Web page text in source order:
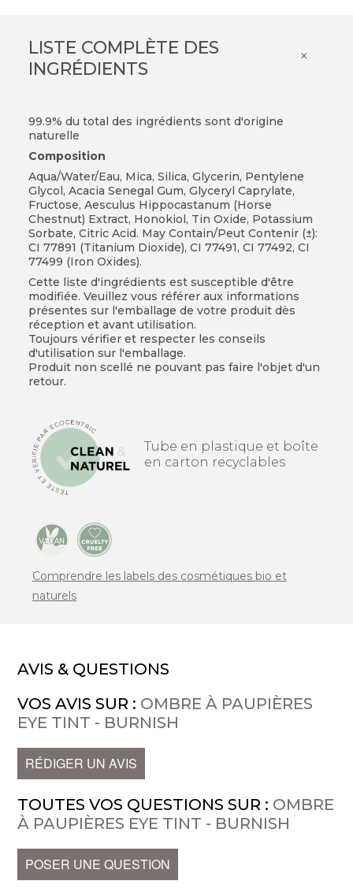
LISTE COMPLÈTE DES
INGRÉDIENTS
×
99.9% du total des ingrédients sont d'origine
naturelle
Composition
Aqua/Water/Eau, Mica, Silica, Glycerin, Pentylene
Glycol, Acacia Senegal Gum, Glyceryl Caprylate,
Fructose, Aesculus Hippocastanum (Horse
Chestnut) Extract, Honokiol, Tin Oxide, Potassium
Sorbate, Citric Acid. May Contain/Peut Contenir (±):
CI 77891 (Titanium Dioxide), CI 77491, CI 77492, CI
77499 (Iron Oxides).
Cette liste d'ingrédients est susceptible d'être
modifiée. Veuillez vous référer aux informations
présentes sur l'emballage de votre produit dès
réception et avant utilisation.
Toujours vérifier et respecter les conseils
d'utilisation sur l'emballage.
Produit non scellé ne pouvant pas faire l'objet d'un
retour.
Tube en plastique et boîte
en carton recyclables
Comprendre les labels des cosmétiques bio et
naturels
AVIS & QUESTIONS
VOS AVIS SUR : OMBRE À PAUPIÈRES
EYE TINT - BURNISH
RÉDIGER UN AVIS
TOUTES VOS QUESTIONS SUR : OMBRE
À PAUPIÈRES EYE TINT - BURNISH
POSER UNE QUESTION